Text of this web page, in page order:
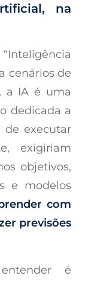
na
cenários de
a IA é uma
dedicada a
de executar
exigiriam
objetivos,
e modelos
com
previsões
é